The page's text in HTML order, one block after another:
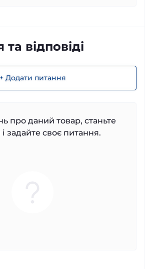
відповіді
+ Додати питання
про даний товар, станьте
задайте своє питання.